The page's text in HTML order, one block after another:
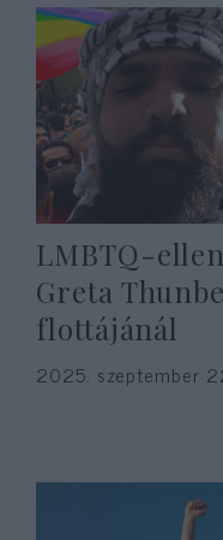
LMBTQ-
Greta
flottájánál
2025. szeptember